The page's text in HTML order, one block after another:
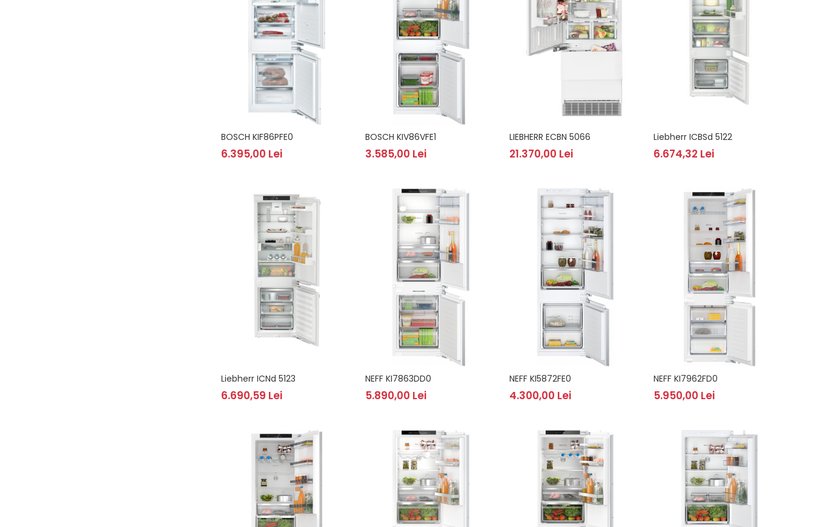
BOSCH KIF86PFE0
6.395,00 Lei
BOSCH KIV86VFE1
3.585,00 Lei
LIEBHERR ECBN 5066
21.370,00 Lei
Liebherr ICBSd 5122
6.674,32 Lei
Liebherr ICNd 5123
6.690,59 Lei
NEFF KI7863DD0
5.890,00 Lei
NEFF KI5872FE0
4.300,00 Lei
NEFF KI7962FD0
5.950,00 Lei